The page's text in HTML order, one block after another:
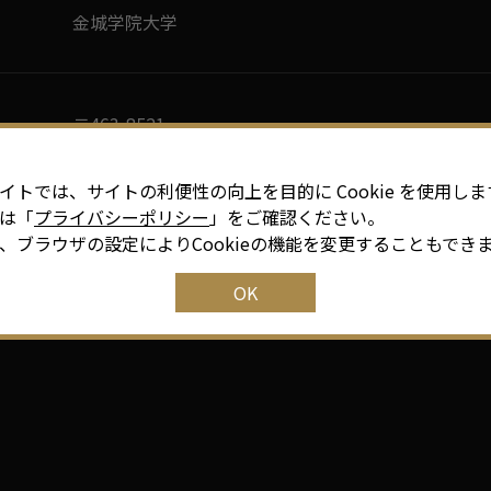
金城学院大学
〒463-8521
https://www.kinjo-u.ac.jp/ja/
トでは、サイトの利便性の向上を目的に Cookie を使用しま
「プライバシーポリシー」をご確認ください。
ブラウザの設定によりCookieの機能を変更することもできま
OK